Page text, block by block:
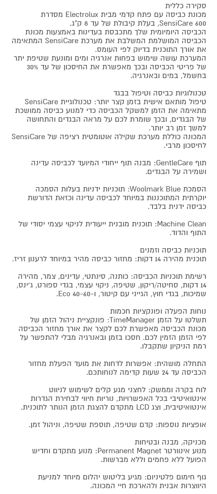
סקירה כללית
מכונת כביסה עם פתח קדמי מבית Electrolux מסדרת
SensiCare 600, בעלת קיבולת של עד 8 ק"ג.
הכביסה היומיומית שלך מתכבסת בעדינות באמצעות מכונת
הכביסה המושלמת המשלבת את מערכת SensiCare המתאימה
את אורך התוכנית בדיוק לפי העומס.
המערכת עושה שימוש בפחות אנרגיה ומים ומונעת שטיפת יתר
של פריטי הכביסה ובכך מאפשרת את החיסכון של עד 30%
בחשמל, במים ובאנרגיה.
טכנולוגיות כביסה וטיפול בבגד
טיפול מותאם אישית בזמן קצר יותר: טכנולוגיית SensiCare
מתאימה את הזמן למשקל הכביסה כדי למנוע כביסה ממושכת
של הבגדים, ובכך שומרת לכם על מראה הבגדים והתחושה
למשך זמן רב יותר.
המכונה כוללת מערכת שקילה אוטומטית רציפה של SensiCare
לחיסכון מרבי.
תוף GentleCare: מבנה תוף ייחודי המיועד לכביסה עדינה
ושמירה על הבגדים.
הסמכת Woolmark Blue: תוכניות ידניות בעלות הסמכה
יוקרתית המתוכננות במיוחד לכביסה עדינה וכזאת הדורשת
כביסה ידנית בלבד.
Machine Clean: תוכנית מובנית ייעודית לניקוי עצמי יסודי של
התוף והדוד.
תוכניות כביסה וזמנים
תוכנית מהירה 14 דקות: מחזור כביסה מהיר במיוחד לרענון זריז.
רשימת תוכניות הכביסה: כותנה, סינתטי, עדינים, צמר, מהירה
14 דקות, סחיטה/ריקון, שטיפה, ניקוי עצמי, בגדי ספורט, ג'ינס,
שמיכות, בגדי חוץ, הגייני עם קיטור, ו-Eco 40-60.
נוחות הפעלה ופונקציות חכמות
תשלטו על הזמן TimeManager: פונקציית ניהול הזמן של
מכונת הכביסה מאפשרת לכם לקצר את אורך מחזור הכביסה
לפי הזמן הזמין לכם. חסכו בזמן ובאנרגיה מבלי להתפשר על
רמת הניקיון שתקבלו.
התחלה מושהית: אפשרות לדחות את מועד הפעלת מחזור
הכביסה עד 24 שעות קדימה לנוחותכם.
לוח בקרה וממשק: לחצני מגע קלים לשימוש לניווט
אינטואיטיבי בכל האפשרויות, נוריות חיווי לבחירת הגדרות
אינטואיטיבית, וצג LCD מתקדם להצגת הזמן הנותר לתוכנית.
אופציות נוספות: קדם שטיפה, תוספת שטיפה, וניהול זמן.
מכניקה, מבנה ובטיחות
מנוע אינוורטר Permanent Magnet: מנוע מתקדם וחדיש
הפועל ללא פחמים וללא מברשות.
גוף חימום פלטיניום: מגיע בליטוש יהלום מיוחד למניעת
היווצרות אבנית ולהארכת חיי המכונה.